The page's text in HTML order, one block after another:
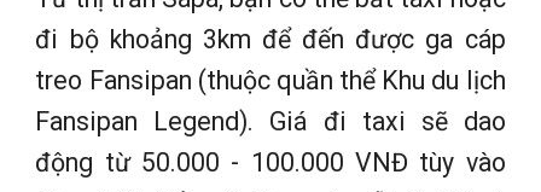
đi bộ khoảng 3km để đến được ga cáp
treo Fansipan (thuộc quần thể Khu du lịch
Fansipan Legend). Giá đi taxi sẽ dao
động từ 50.000 - 100.000 VNĐ tùy vào